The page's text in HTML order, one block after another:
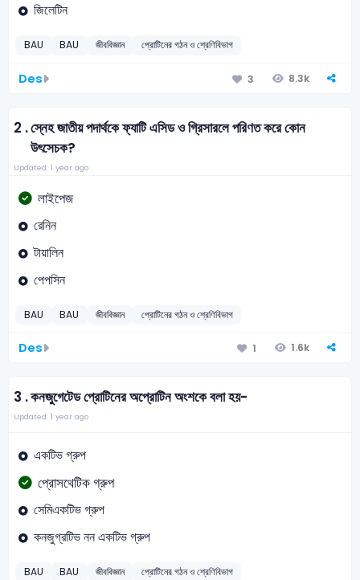
জিলেটিন
BAU BAU জীববিজ্ঞান প্রোটিনের গঠন ও শ্রেণিবিভাগ
Des 3 8.3k
2 .স্নেহ জাতীয় পদার্থকে ফ্যাটি এসিড ও গ্রিসারলে পরিণত করে কোন
উৎসেচক?
Updated: 1 year ago
লাইপেজ
রেনিন
টায়ালিন
পেপসিন
BAU BAU জীববিজ্ঞান প্রোটিনের গঠন ও শ্রেণিবিভাগ
Des 1 1.6k
3 .কনজুগেটেড প্রোটিনের অপ্রোটিন অংশকে বলা হয়-
Updated: 1 year ago
একটিভ গ্রুপ
প্রোসথেটিক গ্রুপ
সেমিএকটিভ গ্রুপ
কনজুগ্রটিভ নন একটিভ গ্রুপ
BAU BAU জীববিজ্ঞান প্রোটিনের গঠন ও শ্রেণিবিভাগ